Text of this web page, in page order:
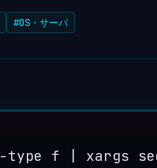
#OS・サーバ
-type f xargs